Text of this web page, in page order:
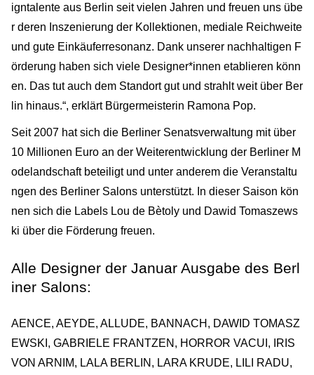
igntalente aus Berlin seit vielen Jahren und freuen uns übe
r deren Inszenierung der Kollektionen, mediale Reichweite
und gute Einkäuferresonanz. Dank unserer nachhaltigen F
örderung haben sich viele Designer*innen etablieren könn
en. Das tut auch dem Standort gut und strahlt weit über Ber
lin hinaus.“, erklärt Bürgermeisterin Ramona Pop.
Seit 2007 hat sich die Berliner Senatsverwaltung mit über
10 Millionen Euro an der Weiterentwicklung der Berliner M
odelandschaft beteiligt und unter anderem die Veranstaltu
ngen des Berliner Salons unterstützt. In dieser Saison kön
nen sich die Labels Lou de Bètoly und Dawid Tomaszews
ki über die Förderung freuen.
Alle Designer der Januar Ausgabe des Berl
iner Salons:
AENCE, AEYDE, ALLUDE, BANNACH, DAWID TOMASZ
EWSKI, GABRIELE FRANTZEN, HORROR VACUI, IRIS
VON ARNIM, LALA BERLIN, LARA KRUDE, LILI RADU,